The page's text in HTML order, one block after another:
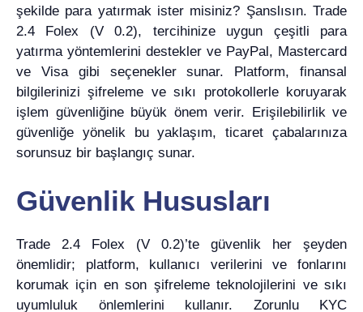
şekilde para yatırmak ister misiniz? Şanslısın. Trade
2.4 Folex (V 0.2), tercihinize uygun çeşitli para
yatırma yöntemlerini destekler ve PayPal, Mastercard
ve Visa gibi seçenekler sunar. Platform, finansal
bilgilerinizi şifreleme ve sıkı protokollerle koruyarak
işlem güvenliğine büyük önem verir. Erişilebilirlik ve
güvenliğe yönelik bu yaklaşım, ticaret çabalarınıza
sorunsuz bir başlangıç sunar.
Güvenlik Hususları
Trade 2.4 Folex (V 0.2)’te güvenlik her şeyden
önemlidir; platform, kullanıcı verilerini ve fonlarını
korumak için en son şifreleme teknolojilerini ve sıkı
uyumluluk önlemlerini kullanır. Zorunlu KYC